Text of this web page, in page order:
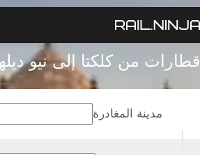
قطارات من كلكتا إلى نيو
مدينة المغادرة